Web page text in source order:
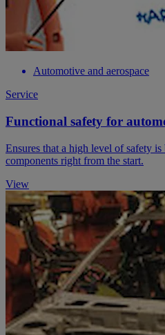
Automotive and aerospace
Service
Functional safety for
Ensures that a high level of safety
components right from the start.
View